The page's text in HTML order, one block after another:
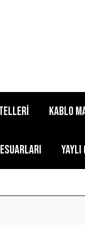
KABLO
YAYLI